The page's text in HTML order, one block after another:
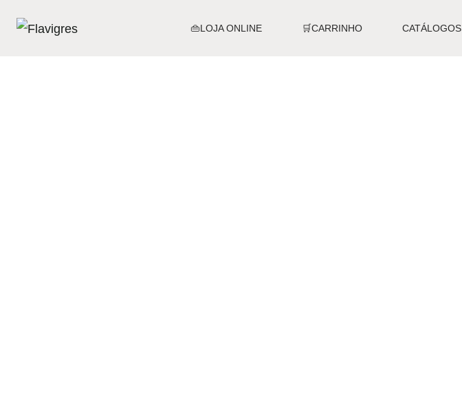
👜LOJA ONLINE 🛒CARRINHO CATÁLOGOS